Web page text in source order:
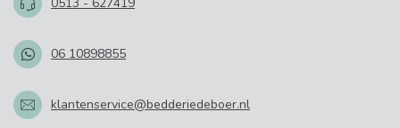
06 10898855
klantenservice@bedderiedeboer.nl